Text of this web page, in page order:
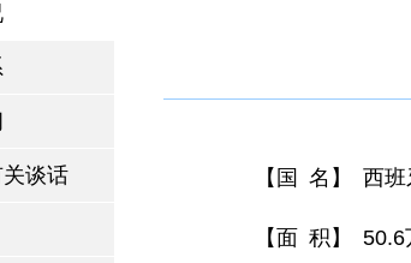
谈话 【国 名】 西
【面 积】 50.6